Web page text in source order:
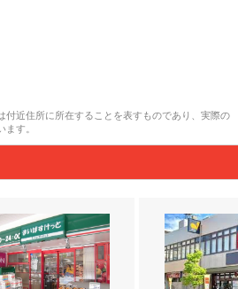
近住所に所在することを表すものであり、実際の
す。